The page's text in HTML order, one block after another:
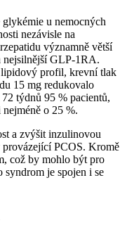
u nemocných
nezávisle na
významně větší
nejsilnější GLP-1RA.
profil, krevní tlak
15 mg redukovalo
týdnů 95 % pacientů,
o 25 %.
a zvýšit inzulinovou
PCOS. Kromě
což by mohlo být pro
syndrom je spojen i se